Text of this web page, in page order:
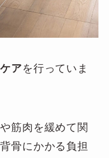
アを行っていま
筋肉を緩めて関
骨にかかる負担